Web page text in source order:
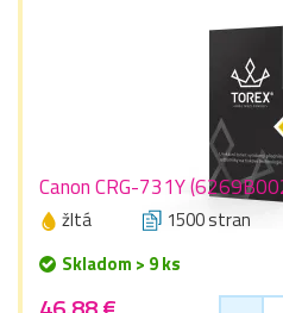
Canon CRG-731Y
žltá 1500 stran
Skladom > 9 ks